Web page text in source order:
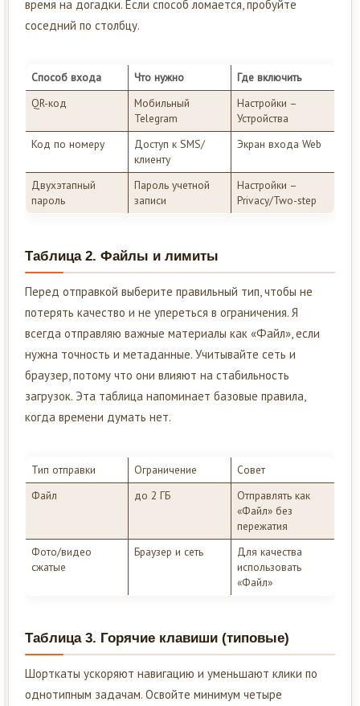
время на догадки. Если способ ломается, пробуйте
соседний по столбцу.
Способ входа Что нужно
Где включить
QR-код
Мобильный
Telegram
Настройки –
Устройства
Код по номеру
Доступ к SMS/
клиенту
Экран входа Web
Двухэтапный
пароль
Пароль учетной
записи
Настройки –
Privacy/Two-step
Таблица 2. Файлы и лимиты
Перед отправкой выберите правильный тип, чтобы не
потерять качество и не упереться в ограничения. Я
всегда отправляю важные материалы как «Файл», если
нужна точность и метаданные. Учитывайте сеть и
браузер, потому что они влияют на стабильность
загрузок. Эта таблица напоминает базовые правила,
когда времени думать нет.
Тип отправки Ограничение
Совет
Файл
до 2 ГБ
Отправлять как
«Файл» без
пережатия
Фото/видео
сжатые
Браузер и сеть
Для качества
использовать
«Файл»
Таблица 3. Горячие клавиши (типовые)
Шорткаты ускоряют навигацию и уменьшают клики по
однотипным задачам. Освойте минимум четыре